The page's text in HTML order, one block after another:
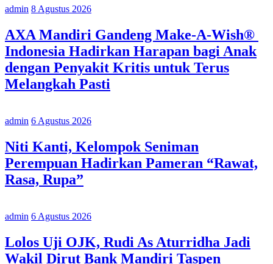
admin 8 Agustus 2026
AXA Mandiri Gandeng Make-A-Wish®
Indonesia Hadirkan Harapan bagi Anak
dengan Penyakit Kritis untuk Terus
Melangkah Pasti
admin 6 Agustus 2026
Niti Kanti, Kelompok Seniman
Perempuan Hadirkan Pameran “Rawat,
Rasa, Rupa”
admin 6 Agustus 2026
Lolos Uji OJK, Rudi As Aturridha Jadi
Wakil Dirut Bank Mandiri Taspen